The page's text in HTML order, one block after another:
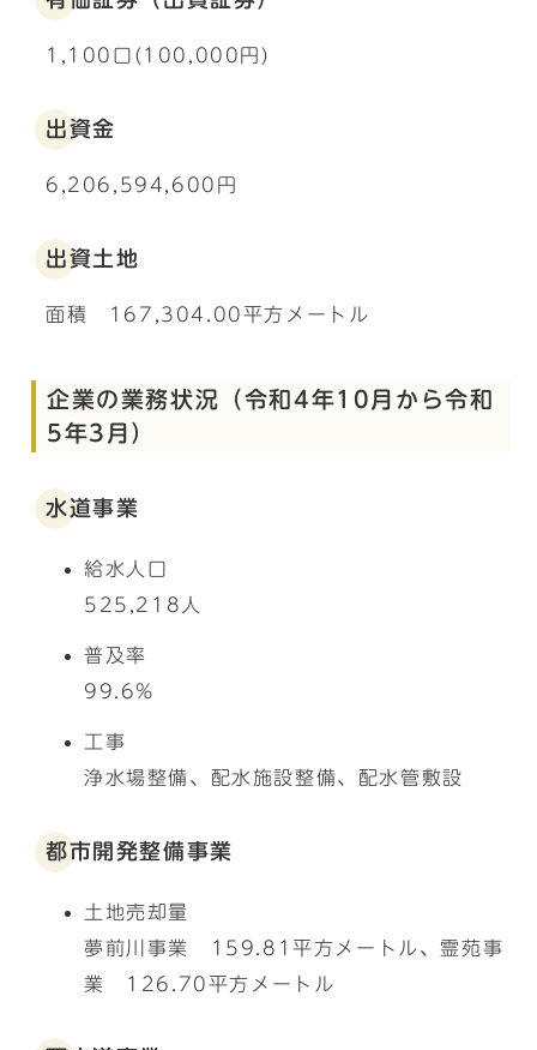
1,100口(100,000円)
出資金
6,206,594,600円
出資土地
面積 167,304.00平方メートル
企業の業務状況（令和4年10月から令和
5年3月）
水道事業
給水人口
525,218人
普及率
99.6%
工事
浄水場整備、配水施設整備、配水管敷設
都市開発整備事業
土地売却量
夢前川事業 159.81平方メートル、霊苑事
業 126.70平方メートル